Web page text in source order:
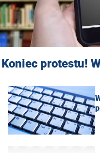
Koniec protestu!